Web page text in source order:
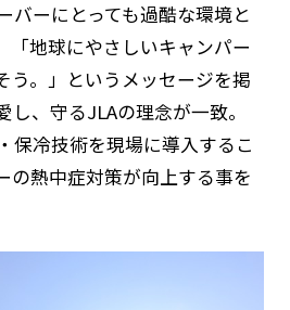
う
バーにとっても過酷な環境と
「地球にやさしいキャンパー
う。」というメッセージを掲
、守るJLAの理念が一致。
保冷技術を現場に導入するこ
の熱中症対策が向上する事を